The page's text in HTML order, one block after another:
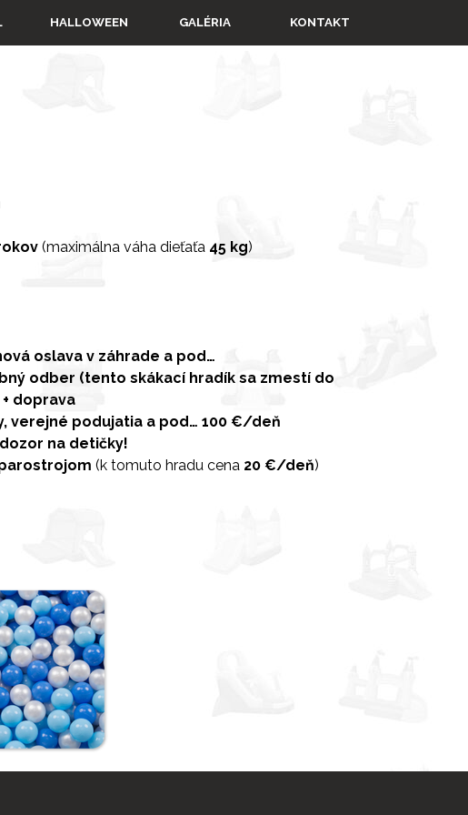
HALLOWEEN ▼
GALÉRIA KONTAKT
(maximálna váha dieťaťa 45 kg)
oslava v záhrade a pod…
odber (tento skákací hradík sa zmestí do
doprava
verejné podujatia a pod…100 €/deň
na detičky!
(k tomuto hradu cena 20 €/deň)